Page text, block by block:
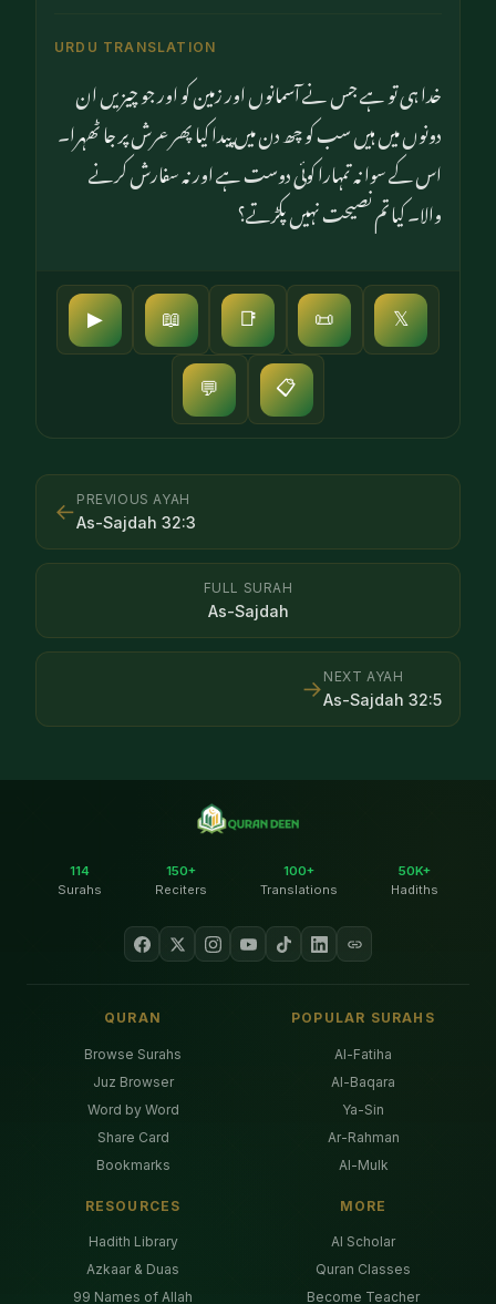
URDU TRANSLATION
خدا ہی تو ہے جس نے آسمانوں اور زمین کو اور جو چیزیں ان
دونوں میں ہیں سب کو چھ دن میں پیدا کیا پھر عرش پر جا ٹھہرا۔
اس کے سوا نہ تمہارا کوئی دوست ہے اور نہ سفارش کرنے
والا۔ کیا تم نصیحت نہیں پکڑتے؟
▶ 📖 📑 📜 𝕏
💬 📋
← PREVIOUS AYAH
As-Sajdah 32:3
FULL SURAH
As-Sajdah
NEXT AYAH
As-Sajdah 32:5
→
114
Surahs
150+
Reciters
100+
Translations
50K+
Hadiths
QURAN
Browse Surahs
Juz Browser
Word by Word
Share Card
Bookmarks
POPULAR SURAHS
Al-Fatiha
Al-Baqara
Ya-Sin
Ar-Rahman
Al-Mulk
RESOURCES
Hadith Library
Azkaar & Duas
99 Names of Allah
MORE
AI Scholar
Quran Classes
Become Teacher